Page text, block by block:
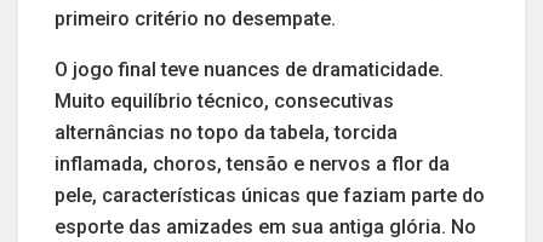
primeiro critério no desempate.
O jogo final teve nuances de dramaticidade.
Muito equilíbrio técnico, consecutivas
alternâncias no topo da tabela, torcida
inflamada, choros, tensão e nervos a flor da
pele, características únicas que faziam parte do
esporte das amizades em sua antiga glória. No